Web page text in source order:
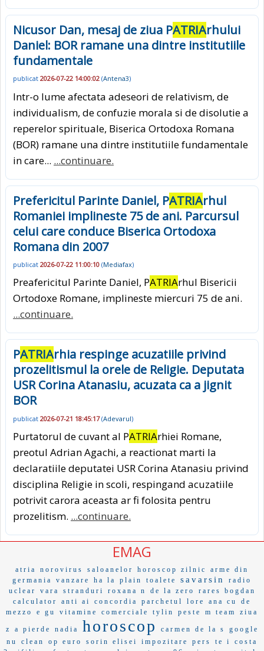
Nicusor Dan, mesaj de ziua PATRIArhului
Daniel: BOR ramane una dintre institutiile
fundamentale
publicat 2026-07-22 14:00:02 (Antena3)
Intr-o lume afectata adeseori de relativism, de
individualism, de confuzie morala si de disolutie a
reperelor spirituale, Biserica Ortodoxa Romana
(BOR) ramane una dintre institutiile fundamentale
in care... ...continuare.
Prefericitul Parinte Daniel, PATRIArhul
Romaniei implineste 75 de ani. Parcursul
celui care conduce Biserica Ortodoxa
Romana din 2007
publicat 2026-07-22 11:00:10 (Mediafax)
Preafericitul Parinte Daniel, PATRIArhul Bisericii
Ortodoxe Romane, implineste miercuri 75 de ani.
...continuare.
PATRIArhia respinge acuzatiile privind
prozelitismul la orele de Religie. Deputata
USR Corina Atanasiu, acuzata ca a jignit
BOR
publicat 2026-07-21 18:45:17(Adevarul)
Purtatorul de cuvant al PATRIArhiei Romane,
preotul Adrian Agachi, a reactionat marti la
declaratiile deputatei USR Corina Atanasiu privind
disciplina Religie in scoli, respingand acuzatiile
potrivit carora aceasta ar fi folosita pentru
prozelitism. ...continuare.
EMAG
atria norovirus saloanelor horoscop zilnic
arme din
germania
vanzare ha la plain toalete savarsin
radio
uclear
vara stranduri roxana n de la zero
rares bogdan
calculator
anti ai concordia parchetul lore ana cu
de
mezzo
e gu vitamine comerciale tylin peste m team ziua
z a pierde nadia horoscop carmen de la s
google
nu
clean op euro sorin elisei impozitare pers te i
costa